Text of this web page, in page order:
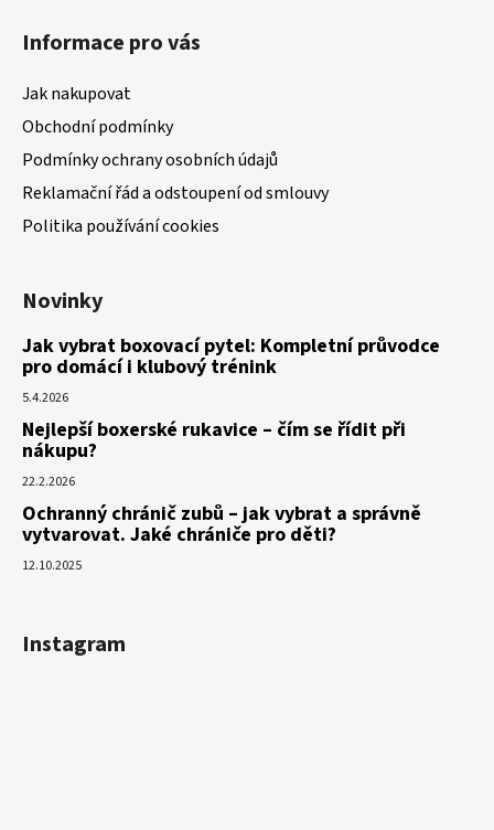
Informace pro vás
Jak nakupovat
Obchodní podmínky
Podmínky ochrany osobních údajů
Reklamační řád a odstoupení od smlouvy
Politika používání cookies
Novinky
Jak vybrat boxovací pytel: Kompletní průvodce
pro domácí i klubový trénink
5.4.2026
Nejlepší boxerské rukavice – čím se řídit při
nákupu?
22.2.2026
Ochranný chránič zubů – jak vybrat a správně
vytvarovat. Jaké chrániče pro děti?
12.10.2025
Instagram